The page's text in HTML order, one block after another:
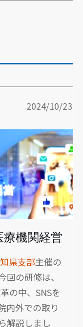
2024/10/23
機関経営
県支部主催の
の研修は、
の中、SNSを
内外での取り
解説しまし